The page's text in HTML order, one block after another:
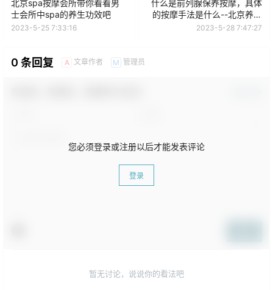
北京spa按摩会所带你看看男
士会所中spa的养生功效吧
2023-5-25 7:33:16
什么是前列腺保养按摩，具体
的按摩手法是什么--北京养生
网
2023-5-28 7:47:27
0 条回复 A 文章作者 M 管理员
您必须登录或注册以后才能发表评论
登录
暂无讨论，说说你的看法吧